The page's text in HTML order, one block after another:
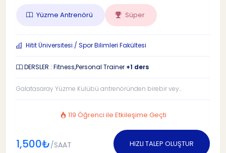
Yüzme Antrenörü Süper
Hitit Üniversitesi / Spor Bilimleri Fakültesi
DERSLER : Fitness,Personal Trainer +1 ders
Galatasaray Yüzme Kulübü antrenöründen birebir vey...
119 Öğrenci ile Etkileşime Geçti
1,500₺/SAAT HIZLI TALEP OLUŞTUR